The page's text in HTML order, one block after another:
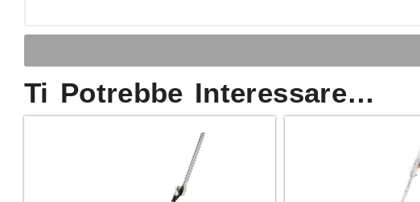
Ti Potrebbe Interessare…